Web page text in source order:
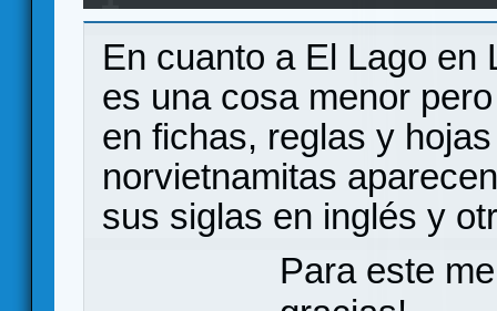
En cuanto a El Lago en
es una cosa menor
en fichas, reglas y
norvietnamitas
sus siglas en inglés y
Para este